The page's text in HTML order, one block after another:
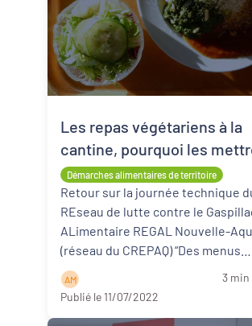
Développement territorial
Inclusion numérique
Politique de la ville
Revitalisation des centres-
centres-villes
Dynamiques territoriales pour
Transitions
Date de publication
Démarches alimentaires de territoire
Les repas végétariens à la
cantine, pourquoi les
place ?
Retour sur la journée technique
REseau de lutte contre le
ALimentaire REGAL Nouvelle-
(réseau du CREPAQ) “Des menus
végétariens savoureux et sans
A M
3 min
Publié le 11/07/2022